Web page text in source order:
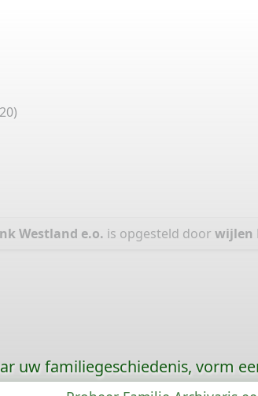
Westland e.o. is opgesteld door wijlen
uw familiegeschiedenis, vorm